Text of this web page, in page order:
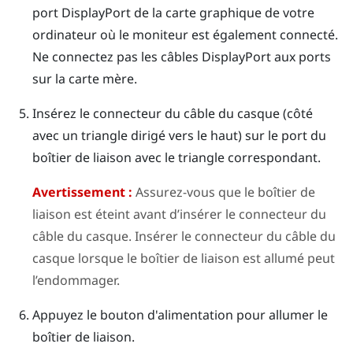
port DisplayPortde la carte graphique de votre
ordinateur où le moniteur est également connecté.
Ne connectez pas les câbles DisplayPortaux ports
sur la carte mère.
Insérez le connecteur du câble du casque (côté
avec un triangle dirigé vers le haut) sur le port du
boîtier de liaison avec le triangle correspondant.
Avertissement : Assurez-vous que le boîtier de
liaison est éteint avant d’insérer le connecteur du
câble du casque. Insérer le connecteur du câble du
casque lorsque le boîtier de liaison est allumé peut
l’endommager.
Appuyez le bouton d'alimentation pour allumer le
boîtier de liaison.